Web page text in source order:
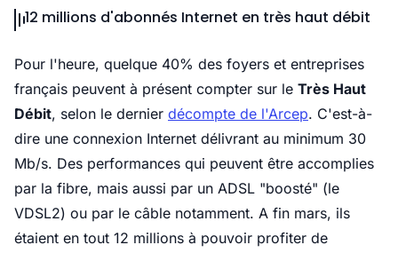
12 millions d'abonnés Internet en très haut débit
Pour l'heure, quelque 40% des foyers et entreprises
français peuvent à présent compter sur le Très Haut
Débit, selon le dernier décompte de l'Arcep. C'est-à-
dire une connexion Internet délivrant au minimum 30
Mb/s. Des performances qui peuvent être accomplies
par la fibre, mais aussi par un ADSL "boosté" (le
VDSL2) ou par le câble notamment. A fin mars, ils
étaient en tout 12 millions à pouvoir profiter de